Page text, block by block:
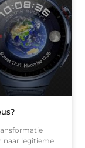
naar legitieme